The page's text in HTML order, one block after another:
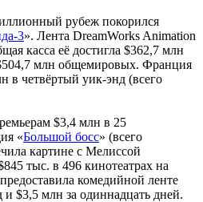
рубеж покорился
3». Лента DreamWorks Animation
касса её достигла $362,7 млн
млн общемировых. Франция
в четвёртый уик-энд (всего
$3,4 млн в 25
«Большой босс» (всего
картине с Мелиссой
тыс. в 496 кинотеатрах на
комедийной ленте
$3,5 млн за одиннадцать дней.